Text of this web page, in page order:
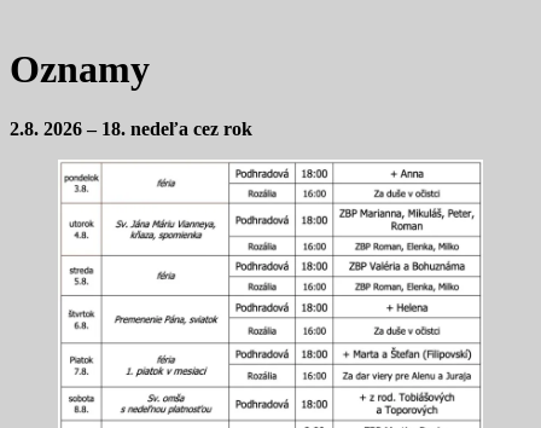
Oznamy
2.8. 2026 – 18. nedeľa cez rok